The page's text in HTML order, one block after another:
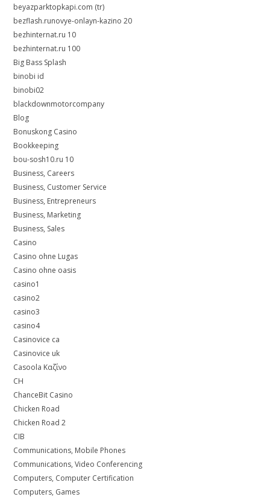
beyazparktopkapi.com (tr)
bezflash.runovye-onlayn-kazino 20
bezhinternat.ru 10
bezhinternat.ru 100
Big Bass Splash
binobi id
binobi02
blackdownmotorcompany
Blog
Bonuskong Casino
Bookkeeping
bou-sosh10.ru 10
Business, Careers
Business, Customer Service
Business, Entrepreneurs
Business, Marketing
Business, Sales
Casino
Casino ohne Lugas
Casino ohne oasis
casino1
casino2
casino3
casino4
Casinovice ca
Casinovice uk
Casoola Καζίνο
CH
ChanceBit Casino
Chicken Road
Chicken Road 2
CIB
Communications, Mobile Phones
Communications, Video Conferencing
Computers, Computer Certification
Computers, Games